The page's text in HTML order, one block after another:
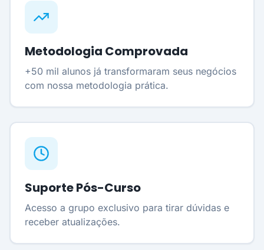
Metodologia Comprovada
+50 mil alunos já transformaram seus negócios
com nossa metodologia prática.
Suporte Pós-Curso
Acesso a grupo exclusivo para tirar dúvidas e
receber atualizações.